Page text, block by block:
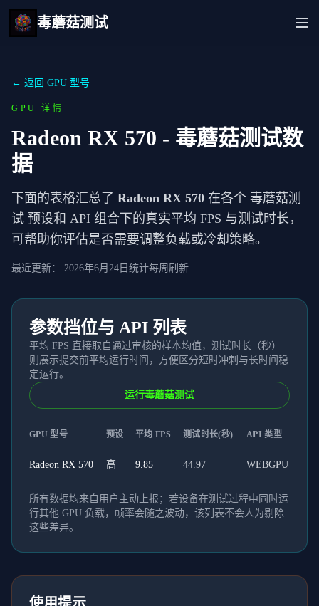
毒蘑菇测试
← 返回 GPU 型号
GPU 详情
Radeon RX 570 - 毒蘑菇测试数
据
下面的表格汇总了 Radeon RX 570 在各个 毒蘑菇测
试 预设和 API 组合下的真实平均 FPS 与测试时长，
可帮助你评估是否需要调整负载或冷却策略。
最近更新： 2026年6月24日 统计每周刷新
参数挡位与 API 列表
平均 FPS 直接取自通过审核的样本均值，测试时长（秒）
则展示提交前平均运行时间，方便区分短时冲刺与长时间稳
定运行。
运行毒蘑菇测试
GPU 型号 预设 平均 FPS 测试时长(秒) API 类型
Radeon RX 570 高 9.85 44.97 WEBGPU
所有数据均来自用户主动上报；若设备在测试过程中同时运
行其他 GPU 负载，帧率会随之波动，该列表不会人为剔除
这些差异。